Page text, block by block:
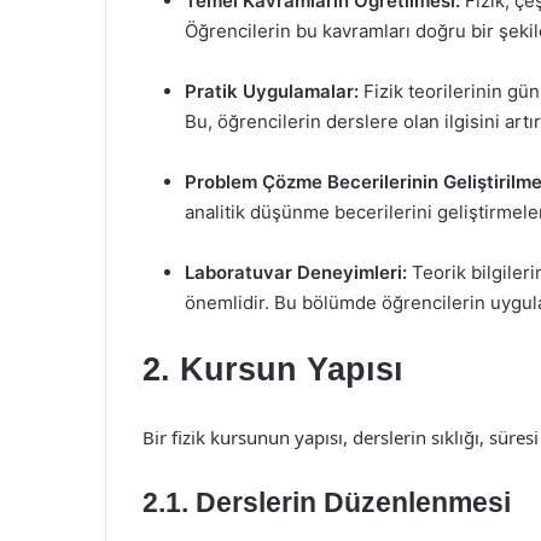
Öğrencilerin bu kavramları doğru bir
Pratik Uygulamalar: Fizik teorilerinin
Bu, öğrencilerin derslere olan ilgisini
Problem Çözme Becerilerinin
analitik düşünme becerilerini
Laboratuvar Deneyimleri: Teorik
önemlidir. Bu bölümde öğrencilerin
2. Kursun Yapısı
Bir fizik kursunun yapısı, derslerin sıklığı,
2.1. Derslerin Düzenlenmesi